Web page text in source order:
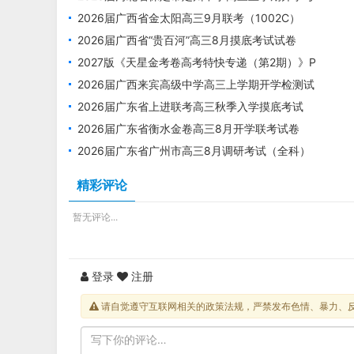
试试卷
2026届广西省金太阳高三9月联考（1002C）
（全科）
2026届广西省“贵百河”高三8月摸底考试试卷
2027版《天星金考卷高考特快专递（第2期）》P
DF电子版下载
2026届广西来宾高级中学高三上学期开学检测试
卷
2026届广东省上进联考高三秋季入学摸底考试
（全科）
2026届广东省衡水金卷高三8月开学联考试卷
2026届广东省广州市高三8月调研考试（全科）
精彩评论
暂无评论...
登录 注册
请自觉遵守互联网相关的政策法规，严禁发布色情、暴力、